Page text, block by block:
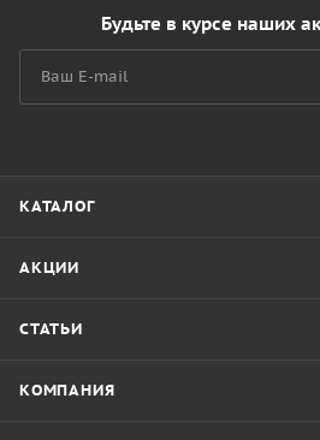
Будьте в курсе наших
КАТАЛОГ
АКЦИИ
СТАТЬИ
КОМПАНИЯ